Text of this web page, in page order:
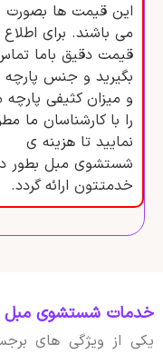
این قیمت ها بصورت
می باشند. برای اطلاع
قیمت دقیق باما
بگیرید و جنس پارچه
و میزان کثیفی پارچه
را با کارشناسان ما
نمایید تا هزینه ی
شستشوی مبل بطور
خدمتتون ارائه گردد.
خدمات شستشوی مبل
یکی از ویژگی های